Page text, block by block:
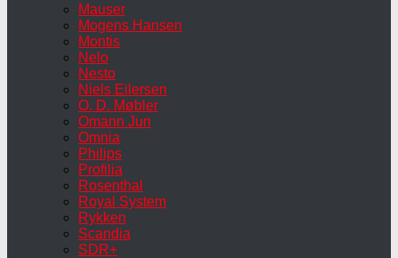
Mauser
Mogens Hansen
Montis
Nelo
Nesto
Niels Eilersen
O. D. Møbler
Omann Jun
Omnia
Philips
Profilia
Rosenthal
Royal System
Rykken
Scandia
SDR+